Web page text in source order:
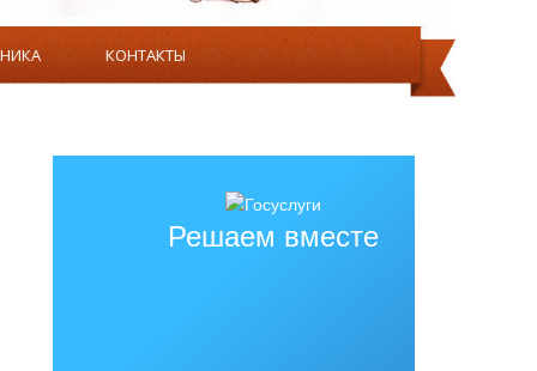
КОНТАКТЫ
БИБЛИОТЕК, ОБЪЕКТОВ СПОРТА, СРЕДСТВ
ВОЗМОЖНОСТЯМИ ЗДОРОВЬЯ.
ДЛЯ ИСПОЛЬЗОВАНИЯ ИНВАЛИДАМИ И
Решаем вместе